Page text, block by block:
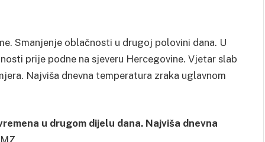
Smanjenje oblačnosti u drugoj polovini dana. U
prije podne na sjeveru Hercegovine. Vjetar slab
Najviša dnevna temperatura zraka uglavnom
u drugom dijelu dana. Najviša dnevna